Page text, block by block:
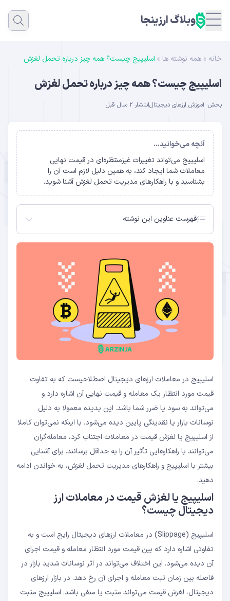
وبلاگ ارزینجا
خانه » همه نوشته ها » اسلیپیج چیست؟ همه چیز درباره تحمل لغزش
اسلیپیج چیست؟ همه چیز درباره تحمل لغزش
بخش: آموزش ارزهای دیجیتالانتشار 2 سال قبل
آنچه می‌خوانید...
اسلیپیج می‌تواند تغییرات غیزمنتظره‌ای در قیمت نهایی
معاملات شما ایجاد کند، به همین دلیل لازم است آن را
بشناسید و با راهکارهای مدیریت تحمل لغزش آشنا شوید.
فهرست عناوین این نوشته
دلایل اسلیپیج در بازار ارزهای دیجیتال
آشنایی بیشتر با اسلیپیج مثبت و منفی
محاسبه درصد اسلیپیج در معاملات ارز دیجیتال
آیا اسلیپیج به جیب صرافی می‌رود؟
چگونه اسلیپیج را در معاملات ارزهای دیجیتال به
حداقل برسانیم؟
چطور حد تحمل لغزش را درست تعیین کنیم؟
نکاتی که در مدیریت اسلیپیج به کمک شما می‌آیند
چند درصد اسلیپیج عادی است؟
صرافی‌های غیرمتمرکز
سفارش محدود تعیین کنید
پلتفرم معاملاتی مناسبی انتخاب کنید
تحمل لغزش را تعیین کنید
از نقدینگی ارزهای دیجیتال معامله مطمئن شوید
کارمزدهای معاملاتی را در نظر داشته باشید.
اسلیپیج در معاملات ارزهای دیجیتال اصطلاحیست که به تفاوت
قیمت مورد انتظار یک معامله و قیمت نهایی آن اشاره دارد و
می‌تواند به سود یا ضرر شما باشد. این پدیده معمولا به دلیل
نوسانات بازار یا نقدینگی پایین دیده می‌شود. با اینکه نمی‌توان کاملا
از اسلیپیج یا لغزش قیمت در معاملات اجتناب کرد، معامله‌گران
می‌توانند با راهکارهایی تأثیر آن را به حداقل برسانند. برای آشنایی
بیشتر با اسلیپیج و راهکارهای مدیریت تحمل لغزش، به خواندن ادامه
دهید.
اسلیپیج یا لغزش قیمت در معاملات ارز
دیجیتال چیست؟
اسلیپیج (Slippage) در معاملات ارزهای دیجیتال رایج است و به
تفاوتی اشاره دارد که بین قیمت مورد انتظار معامله و قیمت اجرای
آن دیده می‌شود. این اختلاف می‌تواند در اثر نوسانات شدید بازار در
فاصله بین زمان ثبت معامله و اجرای آن رخ دهد. در بازار ارزهای
دیجیتال، لغزش قیمت می‌تواند مثبت یا منفی باشد. اسلیپیج مثبت